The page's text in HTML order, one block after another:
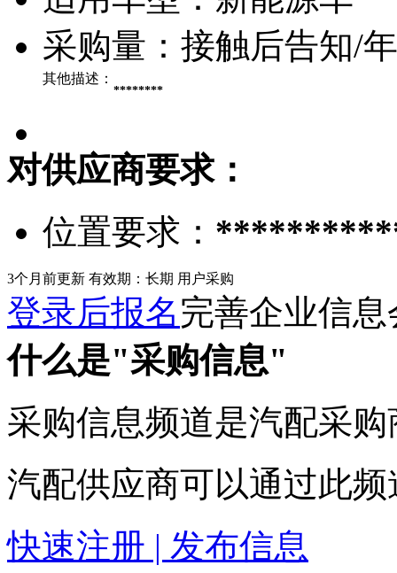
采购量： 接触后告知/年
其他描述：
********
对供应商要求：
位置要求：
3个月前更新 有效期：长期 用户采购
登录后报名完善企业信
什么是"采购信息"
采购信息频道是汽配采
汽配供应商可以通过此
快速注册 | 发布信息